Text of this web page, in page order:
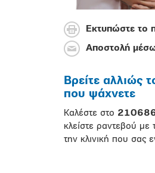
Εκτυπώστε το
Αποστολή
Βρείτε αλλιώς
που ψάχνετε
Καλέστε στο
κλείστε ραντεβού με
την κλινική που σας